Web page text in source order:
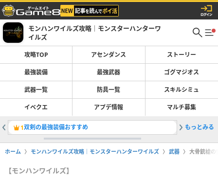
モンハンワイルズ攻略｜モンスターハンターワ
イルズ
攻略TOP アセンダンス ストーリー
最強装備 最強武器 ゴグマジオス
武器一覧 防具一覧 スキルシミュ
イベクエ アプデ情報 マルチ募集
1双剣の最強装備おすすめ 2太刀の
もっとみる
ホーム モンハンワイルズ攻略｜モンスターハンターワイルズ 武器 大骨銃槍の
【モンハンワイルズ】